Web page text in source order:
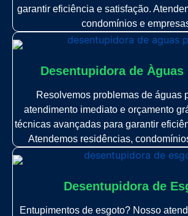
garantir eficiência e satisfação.
condomínios e
Desentupidora de
Resolvemos problemas de águas
atendimento imediato e orçamento
técnicas avançadas para garantir
Atendemos residências,
Desentupidora de
Entupimentos de esgoto? Nosso